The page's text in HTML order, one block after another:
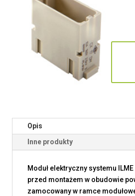
Opis
Inne produkty
Moduł elektryczny systemu ILME
przed montażem w obudowie
zamocowany w ramce